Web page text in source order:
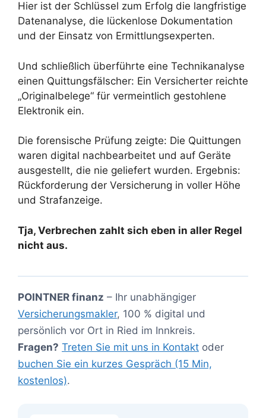
Hier ist der Schlüssel zum Erfolg die langfristige
Datenanalyse, die lückenlose Dokumentation
und der Einsatz von Ermittlungsexperten.
Und schließlich überführte eine Technikanalyse
einen Quittungsfälscher: Ein Versicherter reichte
„Originalbelege“ für vermeintlich gestohlene
Elektronik ein.
Die forensische Prüfung zeigte: Die Quittungen
waren digital nachbearbeitet und auf Geräte
ausgestellt, die nie geliefert wurden. Ergebnis:
Rückforderung der Versicherung in voller Höhe
und Strafanzeige.
Tja, Verbrechen zahlt sich eben in aller Regel
nicht aus.
POINTNER finanz – Ihr unabhängiger
Versicherungsmakler, 100 % digital und
persönlich vor Ort in Ried im Innkreis.
Fragen? Treten Sie mit uns in Kontakt oder
buchen Sie ein kurzes Gespräch (15 Min,
kostenlos).